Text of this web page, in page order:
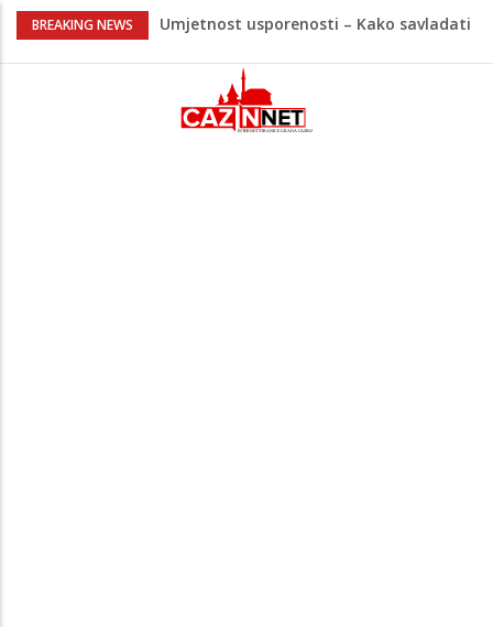
BREAKING NEWS
Umjetnost usporenosti – Kako savladati
Maloljetnik u policijskoj stanici napao
policajca i oštetio vrata
Razmišljate koji automobil kupiti? Nova